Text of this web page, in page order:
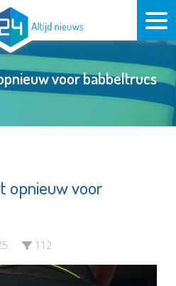
voor babbeltrucs
opnieuw voor
112